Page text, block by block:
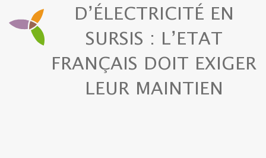
D’ÉLECTRICITÉ EN
SURSIS : L’ETAT
FRANÇAIS DOIT EXIGER
LEUR MAINTIEN